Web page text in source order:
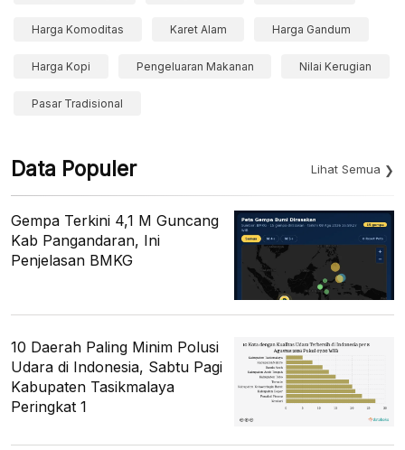
Harga Komoditas Karet Alam Harga Gandum
Harga Kopi Pengeluaran Makanan Nilai Kerugian
Pasar Tradisional
Data Populer Lihat Semua
Gempa Terkini 4,1 M Guncang
Kab Pangandaran, Ini
Penjelasan BMKG
10 Daerah Paling Minim Polusi
Udara di Indonesia, Sabtu Pagi
Kabupaten Tasikmalaya
Peringkat 1